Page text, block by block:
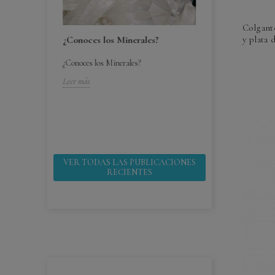
¿Conoces los Minerales?
¿Conoces los Minerales?
Leer más
VER TODAS LAS PUBLICACIONES
RECIENTES
y plata